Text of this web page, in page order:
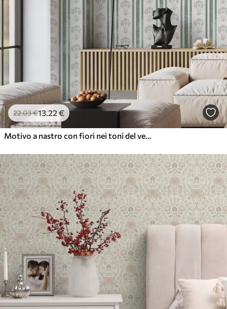
22.03€13.22€
Motivo a nastro con fiori nei toni del verde